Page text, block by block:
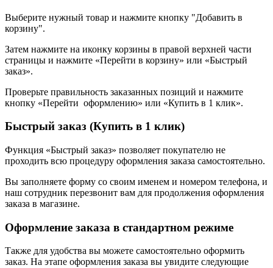
Выберите нужный товар и нажмите кнопку "Добавить в
корзину".
Затем нажмите на иконку корзины в правой верхней части
страницы и нажмите «Перейти в корзину» или «Быстрый
заказ».
Проверьте правильность заказанных позиций и нажмите
кнопку «Перейти оформлению» или «Купить в 1 клик».
Быстрый заказ (Купить в 1 клик)
Функция «Быстрый заказ» позволяет покупателю не
проходить всю процедуру оформления заказа самостоятельно.
Вы заполняете форму со своим именем и номером телефона, и
наш сотрудник перезвонит вам для продолжения оформления
заказа в магазине.
Оформление заказа в стандартном режиме
Также для удобства вы можете самостоятельно оформить
заказ. На этапе оформления заказа вы увидите следующие